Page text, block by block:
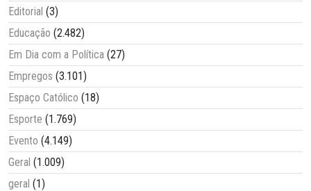
Editorial (3)
Educação (2.482)
Em Dia com a Política (27)
Empregos (3.101)
Espaço Católico (18)
Esporte (1.769)
Evento (4.149)
Geral (1.009)
geral (1)